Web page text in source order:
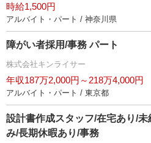
時給1,500円
アルバイト・パート / 神奈川県
障がい者採用/事務 パート
株式会社キンライサー
年収187万2,000円～218万4,000円
アルバイト・パート / 東京都
設計書作成スタッフ/在宅あり/
み/長期休暇あり/事務